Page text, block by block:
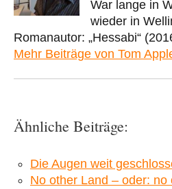
War lange in
wieder in
Romanautor: „Hessabi“
Mehr Beiträge von Tom
Ähnliche Beiträge:
Die Augen weit
No other Land – oder: